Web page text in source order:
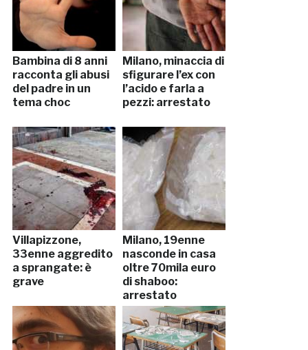
Bambina di 8 anni
racconta gli abusi
del padre in un
tema choc
Milano, minaccia di
sfigurare l’ex con
l’acido e farla a
pezzi: arrestato
Villapizzone,
33enne aggredito
a sprangate: è
grave
Milano, 19enne
nasconde in casa
oltre 70mila euro
di shaboo:
arrestato